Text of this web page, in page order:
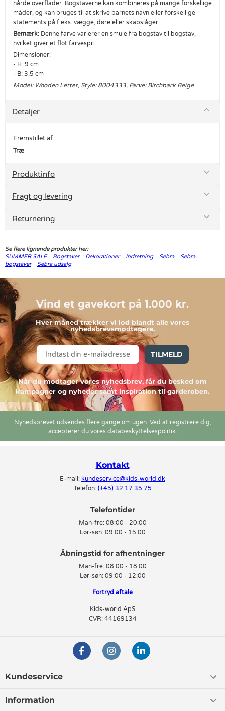
hårde overflader. Bogstaverne kan kombineres på mange forskellige
måder, og kan bruges til at skrive barnets navn eller forskellige
statements på f.eks. vægge, døre eller skabslåger.
Bemærk: Denne farve varierer en smule fra bogstav til bogstav,
hvilket giver et flot farvespil.
Dimensioner:
- H: 9 cm
- B: 3,5 cm
Model: Wooden Letter, Style: 8004333, Farve: Birchbark Beige
Detaljer
Fremstillet af
Træ
Produktinfo
Fragt og levering
Returnering
Se flere lignende produkter her:
SUMMER SALE
Bogstaver Dekorationer Indretning Sebra
Sebra
bogstaver
Sebra udsalg
Vind et gavekort på 1.000 kr.
Hver måned trækker vi lod blandt alle vores
nyhedsbrevsmodtagere.
TILMELD
Når du modtager vores nyhedsbrev, får du besked om
kampagner og nyheder samt inspiration til garderoben.
Nyhedsbrevet udsendes flere gange om ugen. Ved at registrere dig,
accepterer du vores databeskyttelsespolitik.
Kontakt
E-mail: kundeservice@kids-world.dk
Telefon: (+45) 32 17 35 75
Telefontider
Man-fre: 08:00 - 20:00
Lør-søn: 09:00 - 15:00
Man-fre: 08:00 - 18:00
Lør-søn: 09:00 - 12:00
Fortryd aftale
Kids-world ApS
CVR: 44169134
Kundeservice
Information